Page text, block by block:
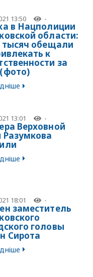
13:50 -
в Нацполиции
области:
тысяч обещали
к
за
13:01 -
Верховной
18:01 -
заместитель
головы
Сирота